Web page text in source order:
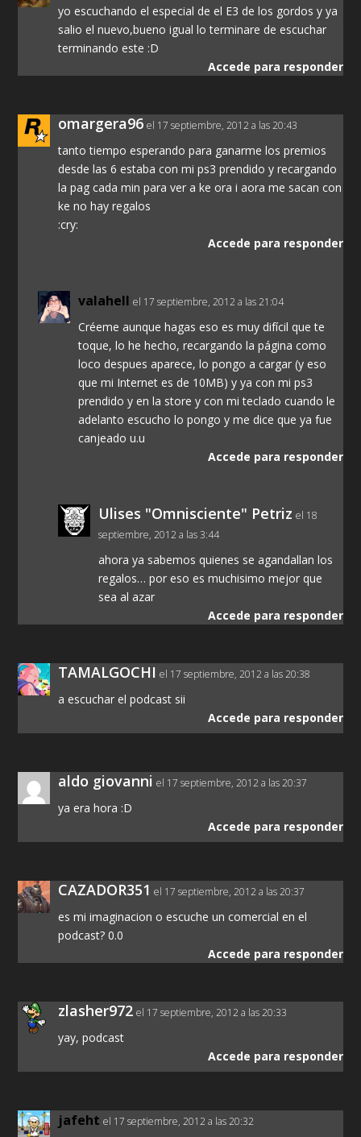
yo escuchando el especial de el E3 de los gordos y ya
salio el nuevo,bueno igual lo terminare de escuchar
terminando este :D
Accede para responder
omargera96 el 17 septiembre, 2012 a las 20:43
tanto tiempo esperando para ganarme los premios
desde las 6 estaba con mi ps3 prendido y recargando
la pag cada min para ver a ke ora i aora me sacan con
ke no hay regalos
:cry:
Accede para responder
valahell el 17 septiembre, 2012 a las 21:04
Créeme aunque hagas eso es muy difícil que te
toque, lo he hecho, recargando la página como
loco despues aparece, lo pongo a cargar (y eso
que mi Internet es de 10MB) y ya con mi ps3
prendido y en la store y con mi teclado cuando le
adelanto escucho lo pongo y me dice que ya fue
canjeado u.u
Accede para responder
Ulises "Omnisciente" Petriz el 18
septiembre, 2012 a las 3:44
ahora ya sabemos quienes se agandallan los
regalos… por eso es muchisimo mejor que
sea al azar
Accede para responder
TAMALGOCHI el 17 septiembre, 2012 a las 20:38
a escuchar el podcast sii
Accede para responder
aldo giovanni el 17 septiembre, 2012 a las 20:37
ya era hora :D
Accede para responder
CAZADOR351 el 17 septiembre, 2012 a las 20:37
es mi imaginacion o escuche un comercial en el
podcast? 0.0
Accede para responder
zlasher972 el 17 septiembre, 2012 a las 20:33
yay, podcast
Accede para responder
jafeht el 17 septiembre, 2012 a las 20:32